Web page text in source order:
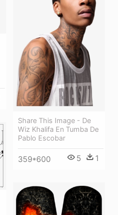
Share This Image - De
Wiz Khalifa En Tumba De
Pablo Escobar
359*600 5 1